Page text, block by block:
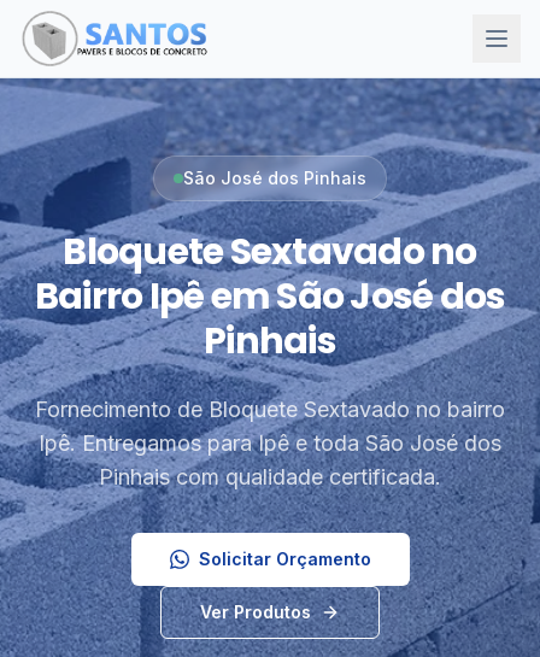
São José dos Pinhais
Bloquete Sextavado no
Bairro Ipê em São José dos
Pinhais
Fornecimento de Bloquete Sextavado no bairro
Ipê. Entregamos para Ipê e toda São José dos
Pinhais com qualidade certificada.
Solicitar Orçamento
Ver Produtos